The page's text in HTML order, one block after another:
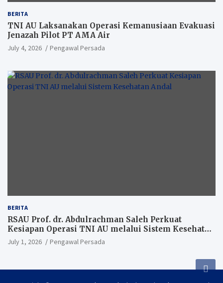
BERITA
TNI AU Laksanakan Operasi Kemanusiaan Evakuasi
Jenazah Pilot PT AMA Air
July 4, 2026 Pengawal Persada
BERITA
RSAU Prof. dr. Abdulrachman Saleh Perkuat
Kesiapan Operasi TNI AU melalui Sistem Kesehatan
Andal
July 1, 2026 Pengawal Persada